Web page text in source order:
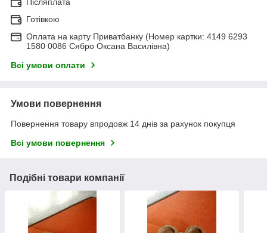
Післяплата
Готівкою
Оплата на карту Приватбанку (Номер картки: 4149 6293
1580 0086 Сябро Оксана Василівна)
Всі умови оплати
Умови повернення
Повернення товару впродовж 14 днів за рахунок покупця
Всі умови повернення
Подібні товари компанії